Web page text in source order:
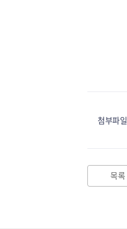
첨부파일
목록